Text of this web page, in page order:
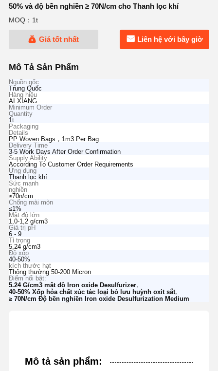
50% và độ bền nghiền ≥ 70N/cm cho Thanh lọc khí
MOQ：1t
Giá tốt nhất Liên hệ với bây giờ
Mô Tả Sản Phẩm
Nguồn gốc
Trung Quốc
Hàng hiệu
AI XIANG
Minimum Order
Quantity
1t
Packaging
Details
PP Woven Bags，1m3 Per Bag
Delivery Time
3-5 Work Days After Order Confirmation
Supply Ability
According To Customer Order Requirements
Ứng dụng
Thanh lọc khí
Sức mạnh
nghiền
≥70n/cm
Chống mài mòn
≤1%
Mật độ lớn
1,0-1,2 g/cm3
Giá trị pH
6 - 9
Tỉ trọng
5,24 g/cm3
Độ xốp
40-50%
kích thước hạt
Thông thường 50-200 Micron
Điểm nổi bật:
5.24 G/cm3 mật độ Iron oxide Desulfurizer,
40-50% Xốp hóa chất xúc tác loại bỏ lưu huỳnh oxit sắt,
≥ 70N/cm Độ bền nghiền Iron oxide Desulfurization Medium
Mô tả sản phẩm: